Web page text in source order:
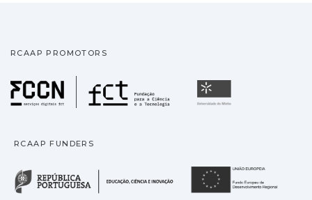
RCAAP PROMOTORS
Fundação para a
RCAAP FUNDERS
República Portuguesa